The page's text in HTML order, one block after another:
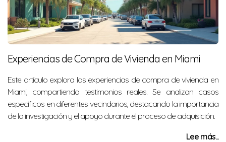
Experiencias de Compra de Vivienda en Miami
Este artículo explora las experiencias de compra de vivienda en
Miami, compartiendo testimonios reales. Se analizan casos
específicos en diferentes vecindarios, destacando la importancia
de la investigación y el apoyo durante el proceso de adquisición.
Lee más...